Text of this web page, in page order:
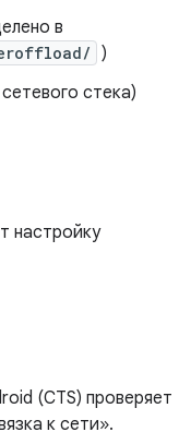
в
)
стека)
настройку
(CTS) проверяет
к сети».